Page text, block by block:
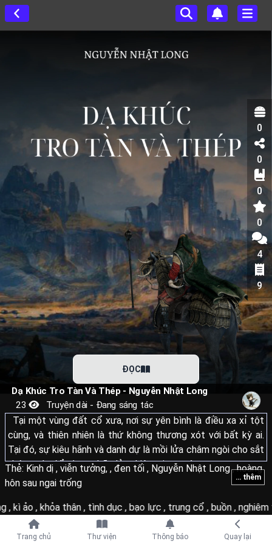
Tiếp tục với
0
0
0
0
4
9
ĐỌC
Dạ Khúc Tro Tàn Và Thép - Nguyễn Nhật Long
23 Truyện dài - Đang sáng tác
... thêm
Tại một vùng đất cổ xưa, nơi sự yên bình là điều xa xỉ tột
cùng, và thiên nhiên là thứ không thương xót với bất kỳ ai.
Tại đó, sự kiêu hãnh và danh dự là mồi lửa châm ngòi cho sắt
thép, máu đổ và cơn bão lửa thiêu rụi vạn vật.
cho tới phương nam sương mù. Những vùng đất của các
hiệp sĩ giáp bạc, thảo nguyên băng giá của những bộ tộc
chiến binh man rợ, cho tới sào huyệt của những giống loài
Thẻ: Kinh dị , viễn tưởng, , đen tối , Nguyễn Nhật Long,hoàng
hôn sau ngai trống
, kì ảo, khỏa thân, tình dục, bạo lực, trung cổ, buồn, nghiêm
Trang chủ Thư viện Thông báo Quay lại